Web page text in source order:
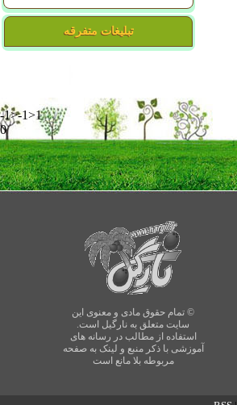
تبلیغات متفرقه
-1>-1>1
0
© تمام حقوق مادی و معنوی این
سایت متعلق به نارگیل است.
استفاده از مطالب در رسانه های
آموزشی با ذکر منبع و لینک به صفحه
مربوطه بلا مانع است